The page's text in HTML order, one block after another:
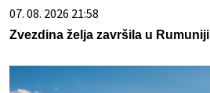
07. 08. 2026 21:58
Zvezdina želja završila u Rumuniji